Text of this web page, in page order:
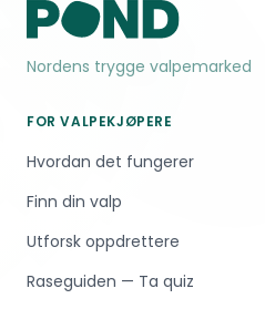
Nordens trygge valpemarked
FOR VALPEKJØPERE
Hvordan det fungerer
Finn din valp
Utforsk oppdrettere
Raseguiden — Ta quiz